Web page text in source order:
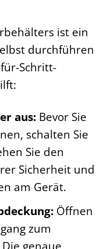
ist ein
durchführen
Schritt-
aus:Bevor Sie
schalten Sie
Sie den
Sicherheit und
am Gerät.
Öffnen
zum
genaue